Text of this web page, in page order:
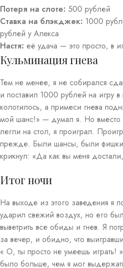
Потеря на слоте: 500 рублей
Ставка на блэкджек: 1000
рублей у Алeкса
Настя: её удача — это просто, в
Кульминация гнева
Тем не менее, я не собирался
и поставил 1000 рублей на игру
колотилось, а примеси гнева
мой шанс!» — думал я. Но вместо
легли на стол, я проиграл.
прежде. Были шансы, были
крикнул: «Да как вы меня
Итог ночи
На выходе из этого заведения я
ударил свежий воздух, но его
выветрить все обиды и гнев. Я
за вечер, и обидно, что
« О, ты просто не умеешь играть!
было больше, чем я мог